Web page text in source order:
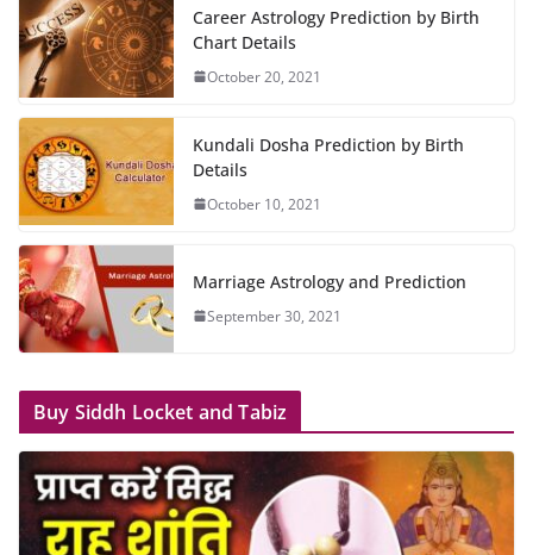
Career Astrology Prediction by Birth
Chart Details
October 20, 2021
Kundali Dosha Prediction by Birth
Details
October 10, 2021
Marriage Astrology and Prediction
September 30, 2021
Buy Siddh Locket and Tabiz